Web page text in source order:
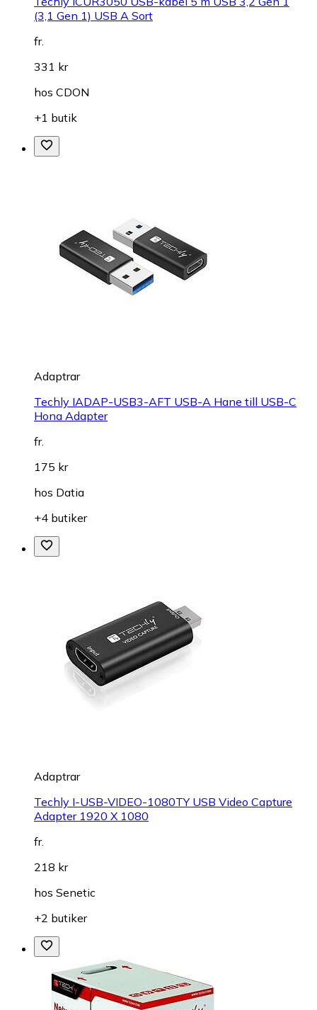
(3,1 Gen 1) USB A Sort
fr.
331 kr
hos CDON
+1 butik
Adaptrar
Techly IADAP-USB3-AFT USB-A Hane till USB-C
Hona Adapter
fr.
175 kr
hos Datia
+4 butiker
Adaptrar
Techly I-USB-VIDEO-1080TY USB Video Capture
Adapter 1920 X 1080
fr.
218 kr
hos Senetic
+2 butiker